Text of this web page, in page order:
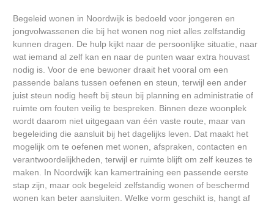
Begeleid wonen in Noordwijk is bedoeld voor jongeren en
jongvolwassenen die bij het wonen nog niet alles zelfstandig
kunnen dragen. De hulp kijkt naar de persoonlijke situatie, naar
wat iemand al zelf kan en naar de punten waar extra houvast
nodig is. Voor de ene bewoner draait het vooral om een
passende balans tussen oefenen en steun, terwijl een ander
juist steun nodig heeft bij steun bij planning en administratie of
ruimte om fouten veilig te bespreken. Binnen deze woonplek
wordt daarom niet uitgegaan van één vaste route, maar van
begeleiding die aansluit bij het dagelijks leven. Dat maakt het
mogelijk om te oefenen met wonen, afspraken, contacten en
verantwoordelijkheden, terwijl er ruimte blijft om zelf keuzes te
maken. In Noordwijk kan kamertraining een passende eerste
stap zijn, maar ook begeleid zelfstandig wonen of beschermd
wonen kan beter aansluiten. Welke vorm geschikt is, hangt af